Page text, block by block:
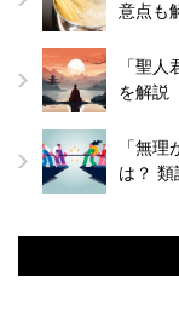
意点も
「聖
を解説
「無
は？ 類